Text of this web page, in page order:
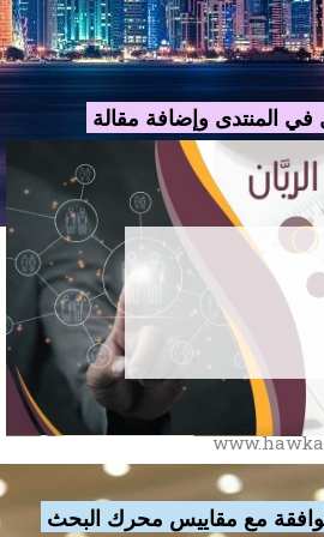
انترناشيونال
الإدارية
في المنتدى وإضافة مقالة
مع مقاييس محرك البحث